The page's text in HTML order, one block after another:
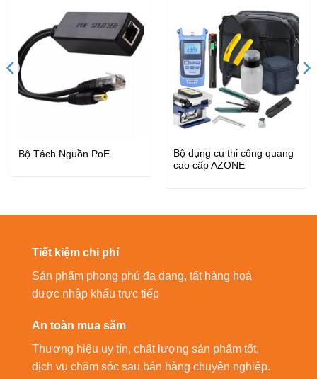
Bộ Tách Nguồn PoE
Bộ dụng cụ thi công quang
cao cấp AZONE
Tiết kiệm chi phí
Sản phẩm phong phú đa dạng, tất hàng hoá
được nhập khẩu trực tiếp
An toàn mua sắm
Thương hiệu uy tín, chất lượng sản phẩm tốt,
dịch vụ chăm sóc sau bán hàng chuyên nghiệp.